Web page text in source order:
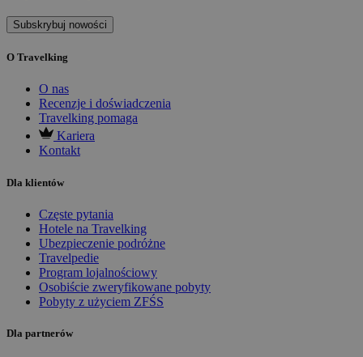
Subskrybuj nowości
O Travelking
O nas
Recenzje i doświadczenia
Travelking pomaga
Kariera
Kontakt
Dla klientów
Częste pytania
Hotele na Travelking
Ubezpieczenie podróżne
Travelpedie
Program lojalnościowy
Osobiście zweryfikowane pobyty
Pobyty z użyciem ZFŚS
Dla partnerów